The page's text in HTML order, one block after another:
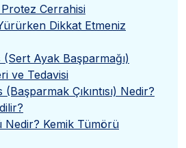
Cerrahisi
Dikkat Etmeniz
(Sert Ayak Başparmağı)
ve Tedavisi
Çıkıntısı) Nedir?
Nedir? Kemik Tümörü